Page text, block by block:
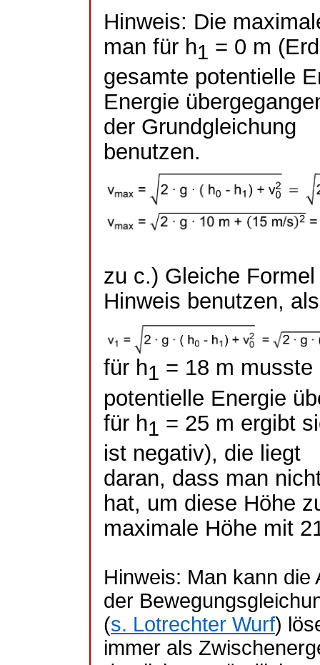
Hinweis: Die
man für h1 = 0 m
gesamte potentielle
Energie
der Grundgleichung
benutzen.
zu c.) Gleiche
Hinweis benutzen,
für h1 = 18 m
potentielle Energie
für h1 = 25 m ergibt
ist negativ), die liegt
daran, dass man
hat, um diese Höhe
maximale Höhe mit
Hinweis: Man kann die
der
(s. Lotrechter Wurf)
immer als